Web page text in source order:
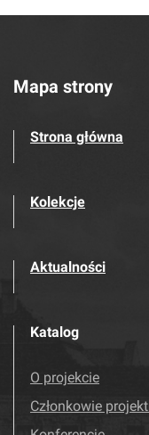
Mapa strony
Strona główna
Kolekcje
Aktualności
Katalog
O projekcie
Członkowie